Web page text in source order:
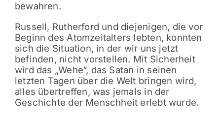
bewahren.
Russell, Rutherford und diejenigen, die vor
Beginn des Atomzeitalters lebten, konnten
sich die Situation, in der wir uns jetzt
befinden, nicht vorstellen. Mit Sicherheit
wird das „Wehe“, das Satan in seinen
letzten Tagen über die Welt bringen wird,
alles übertreffen, was jemals in der
Geschichte der Menschheit erlebt wurde.